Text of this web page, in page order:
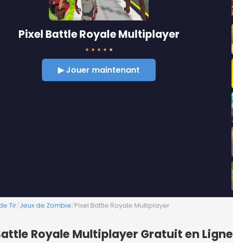
Pixel Battle Royale Multiplayer
★ ★ ★ ★ ★
▶ Jouer maintenant
Tir/Jeux de Zombie/Pixel Battle Royale Multiplayer
Royale Multiplayer Gratuit en Ligne